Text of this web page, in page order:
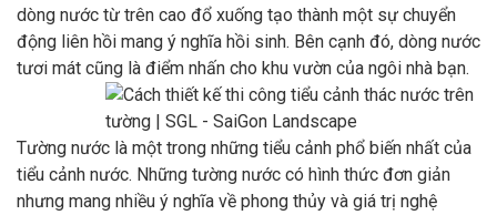
dòng nước từ trên cao đổ xuống tạo thành một sự chuyển
động liên hồi mang ý nghĩa hồi sinh. Bên cạnh đó, dòng nước
tươi mát cũng là điểm nhấn cho khu vườn của ngôi nhà bạn.
Tường nước là một trong những tiểu cảnh phổ biến nhất của
tiểu cảnh nước. Những tường nước có hình thức đơn giản
nhưng mang nhiều ý nghĩa về phong thủy và giá trị nghệ